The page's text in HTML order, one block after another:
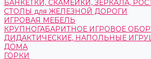
БАНКЕТКИ, СКАМЕЙКИ, ЗЕРКАЛА,
СТОЛЫ для ЖЕЛЕЗНОЙ ДОРОГИ
ИГРОВАЯ МЕБЕЛЬ
КРУПНОГАБАРИТНОЕ ИГРОВОЕ
ДИДАКТИЧЕСКИЕ, НАПОЛЬНЫЕ
ДОМА
ГОРКИ